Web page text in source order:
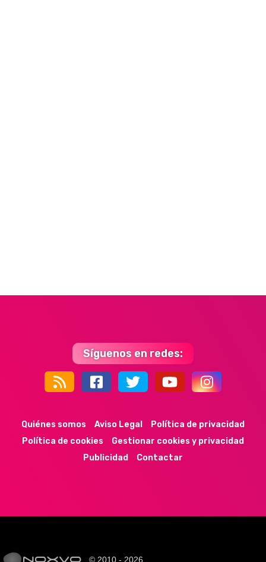
Síguenos en redes:
Quiénes somos Aviso Legal
Política de privacidad
Política de cookies
Gestionar cookies y privacidad
Publicidad
Contactar
© 2010 - 2026